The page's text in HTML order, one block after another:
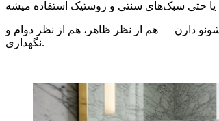
دارن — هم از نظر ظاهر، هم از نظر دوام و
نگهداری.